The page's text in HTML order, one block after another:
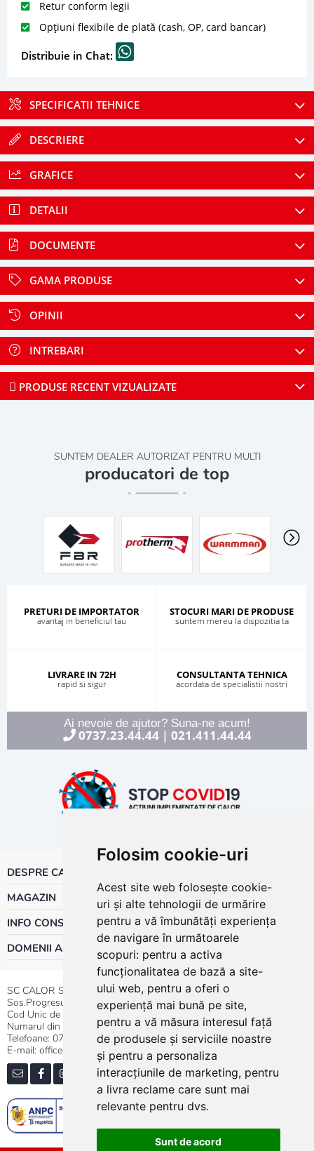
Folosim cookie-uri
Acest site web folosește cookie-
uri și alte tehnologii de urmărire
pentru a vă îmbunătăți experiența
de navigare în următoarele
scopuri: pentru a activa
funcționalitatea de bază a site-
ului web, pentru a oferi o
experiență mai bună pe site,
pentru a vă măsura interesul față
de produsele și serviciile noastre
și pentru a personaliza
interacțiunile de marketing, pentru
a livra reclame care sunt mai
relevante pentru dvs.
Sunt de acord
Retur conform legii
Opțiuni flexibile de plată (cash, OP, card bancar)
Distribuie in Chat:
SPECIFICATII TEHNICE
DESCRIERE
GRAFICE
DETALII
DOCUMENTE
GAMA PRODUSE
OPINII
INTREBARI
PRODUSE RECENT VIZUALIZATE
SUNTEM DEALER AUTORIZAT PENTRU MULTI
producatori de top
PRETURI DE IMPORTATOR
avantaj in beneficiul tau
STOCURI MARI DE PRODUSE
suntem mereu la dispozitia ta
LIVRARE IN 72H
rapid si sigur
CONSULTANTA TEHNICA
acordata de specialistii nostri
Ai nevoie de ajutor? Suna-ne acum!
0737.23.44.44| 021.411.44.44
DESPRE CALOR
MAGAZIN
INFO CONSUMATOR
DOMENII ACTIVITATE
SC CALOR SRL
Sos.Progresului nr.30-40, Sector 5, Bucuresti
Cod Unic de Inregistrare: RO 3004724
Numarul din Registrul Comertului:J40/13176/1991
Telefoane: 0737.23.44.44|021.411.44.44
E-mail: office@calor.ro